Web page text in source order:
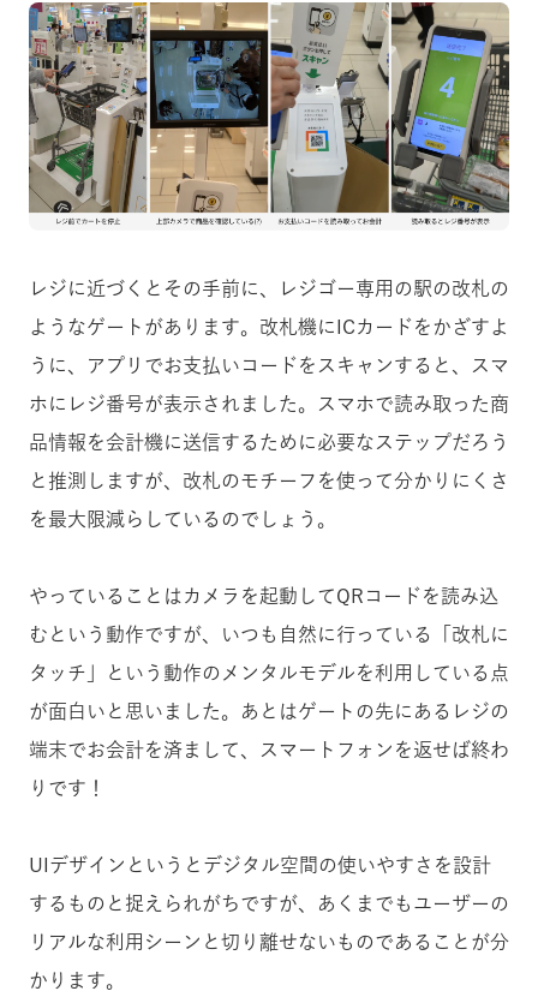
レジに近づくとその手前に、レジゴー専用の駅の改札の
ようなゲートがあります。改札機にICカードをかざすよ
うに、アプリでお支払いコードをスキャンすると、スマ
ホにレジ番号が表示されました。スマホで読み取った商
品情報を会計機に送信するために必要なステップだろう
と推測しますが、改札のモチーフを使って分かりにくさ
を最大限減らしているのでしょう。
やっていることはカメラを起動してQRコードを読み込
むという動作ですが、いつも自然に行っている「改札に
タッチ」という動作のメンタルモデルを利用している点
が面白いと思いました。あとはゲートの先にあるレジの
端末でお会計を済まして、スマートフォンを返せば終わ
りです！
UIデザインというとデジタル空間の使いやすさを設計
するものと捉えられがちですが、あくまでもユーザーの
リアルな利用シーンと切り離せないものであることが分
かります。